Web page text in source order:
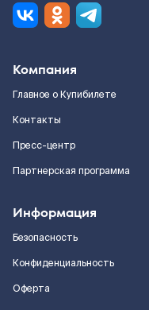
Компания
Главное о Купибилете
Контакты
Пресс-центр
Партнерская программа
Информация
Безопасность
Конфиденциальность
Оферта